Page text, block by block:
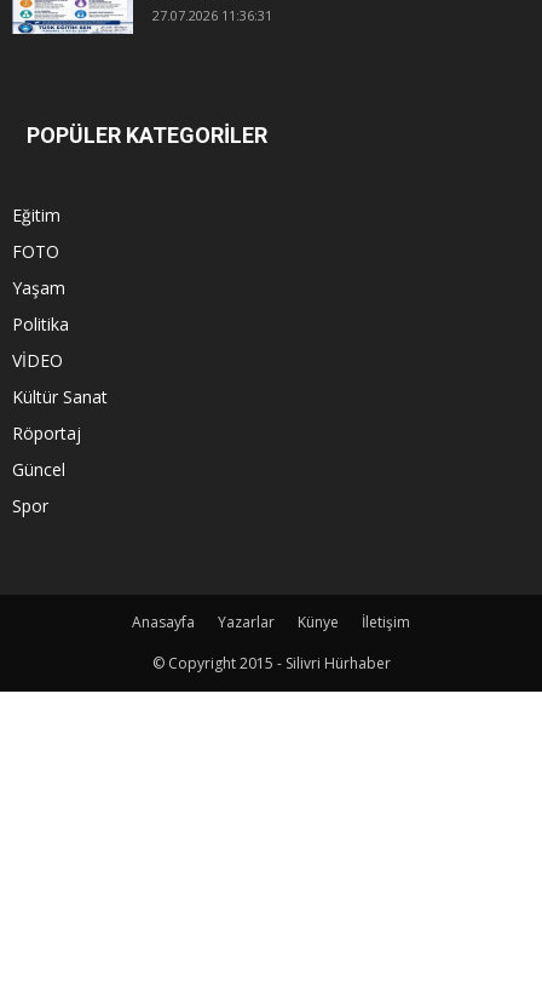
27.07.2026 11:36:31
POPÜLER KATEGORİLER
Eğitim
FOTO
Yaşam
Politika
VİDEO
Kültür Sanat
Röportaj
Güncel
Spor
Anasayfa Yazarlar Künye
İletişim
© Copyright 2015 - Silivri Hürhaber